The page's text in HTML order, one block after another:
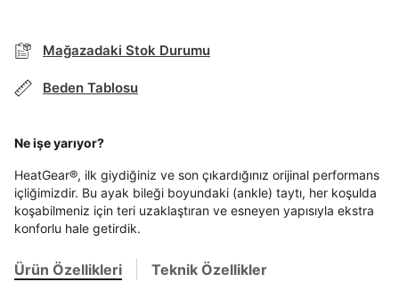
TAKSİT SEÇENEKLERİ
Ziraat Bankası Ziraat Bankası 4
QNB QNB 4
Mağazadaki Stok Durumu
Beden Tablosu
Ne işe yarıyor?
HeatGear®, ilk giydiğiniz ve son çıkardığınız orijinal performans
içliğimizdir. Bu ayak bileği boyundaki (ankle) taytı, her koşulda
koşabilmeniz için teri uzaklaştıran ve esneyen yapısıyla ekstra
konforlu hale getirdik.
Ürün Özellikleri Teknik Özellikler
Beden Seçin
Ürün stoklara geldiğindemail adresinize
bildirim göndereceğiz.
Kapat
Kapat
E-posta Adresi *
Sipariş Numaranız *
En az 1 özel karakter
Aşağıdakileri okudum ve kabul ediyorum:
Kişisel verilerinizAydınlatma Metni ,Hüküm ve Koşullar
uyarınca işlenecektir. Kişisel verilerimin Doğuş
tarafından ticari elektronik ileti gönderilmesi amacıyla
işlenmesini kabul ediyorum.
SMS Onay Kodu
Bilgilerinizi güncellemek için lütfen telefonunuza SMS
ile gelen kodu girerek telefon numaranızı doğrulayın.
SMS Onay Kodu
Bilgilerinizi güncellemek için lütfen telefonunuza SMS
ile gelen kodu girerek telefon numaranızı doğrulayın.